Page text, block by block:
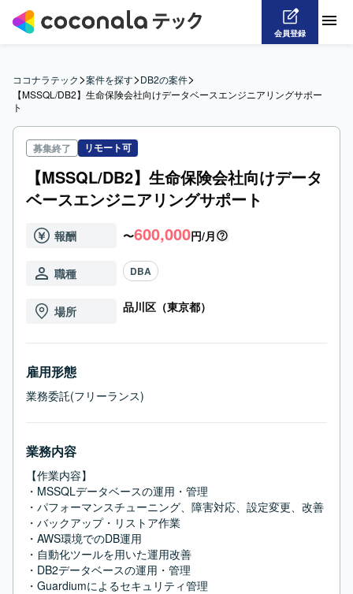
会員登録
ココナラテック>案件を探す>DB2の案件>
【MSSQL/DB2】生命保険会社向けデータベースエンジニアリングサポー
ト
募集終了 リモート可
【MSSQL/DB2】生命保険会社向けデータ
ベースエンジニアリングサポート
報酬 〜600,000円/月
職種 DBA
場所 品川区（東京都）
雇用形態
業務委託(フリーランス)
業務内容
【作業内容】
・MSSQLデータベースの運用・管理
・パフォーマンスチューニング、障害対応、設定変更、改善
・バックアップ・リストア作業
・AWS環境でのDB運用
・自動化ツールを用いた運用改善
・DB2データベースの運用・管理
・Guardiumによるセキュリティ管理